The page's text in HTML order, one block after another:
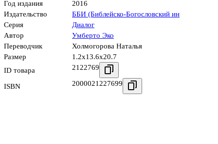
Год издания
2016
Издательство
ББИ (Библейско-Богословский ин
Серия
Диалог
Автор
Умберто Эко
Переводчик
Холмогорова Наталья
Размер
1.2x13.6x20.7
ID товара
2122769
ISBN 2000021227699